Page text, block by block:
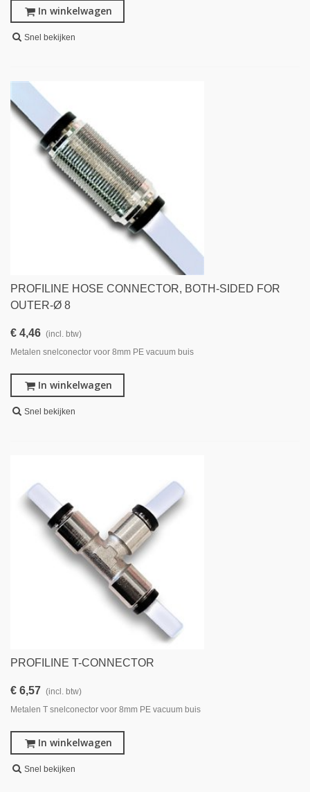
In winkelwagen
Snel bekijken
PROFILINE HOSE CONNECTOR, BOTH-SIDED FOR
OUTER-Ø 8
€ 4,46 (incl. btw)
Metalen snelconector voor 8mm PE vacuum buis
In winkelwagen
Snel bekijken
PROFILINE T-CONNECTOR
€ 6,57 (incl. btw)
Metalen T snelconector voor 8mm PE vacuum buis
In winkelwagen
Snel bekijken